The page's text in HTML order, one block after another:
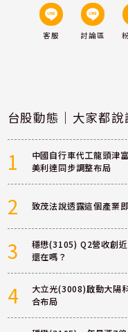
客服 討論區
台股動態｜大家都說
1
中國自行車代工龍頭津
美利達同步調整布局
2 致茂法說透露這個產業
3
穩懋(3105) Q2營收創
還在嗎？
4
大立光(3008)啟動大陽
合布局